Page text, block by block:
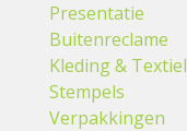
Presentatie
Buitenreclame
Kleding & Textiel
Stempels
Verpakkingen